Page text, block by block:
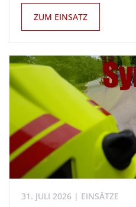
ZUM EINSATZ
31. JULI 2026 | EINSÄTZE